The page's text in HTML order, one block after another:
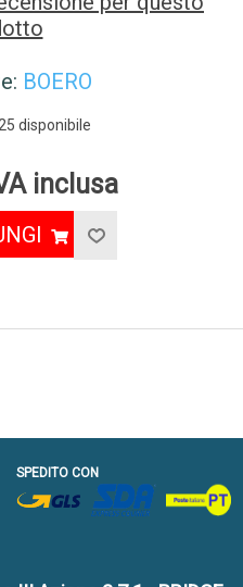
BOERO
disponibile
inclusa
SPEDITO CON